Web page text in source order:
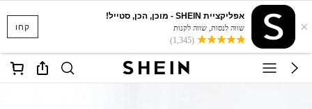
קחו ×
אפליקציית SHEIN - מוכן, הכן, סטייל!
שווה לנסות, שווה לקנות
(1,345)